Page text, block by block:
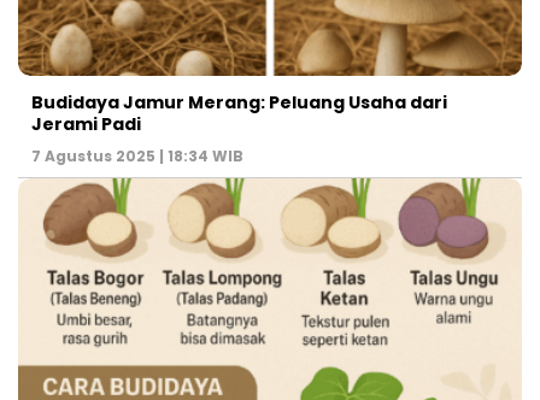
Budidaya Jamur Merang: Peluang Usaha dari
Jerami Padi
7 Agustus 2025 | 18:34 WIB